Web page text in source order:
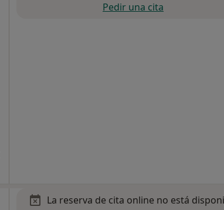
Pedir una cita
La reserva de cita online no está